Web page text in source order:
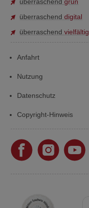
überraschenddigital
überraschendvielfältig
Anfahrt
Nutzung
Datenschutz
Copyright-Hinweis